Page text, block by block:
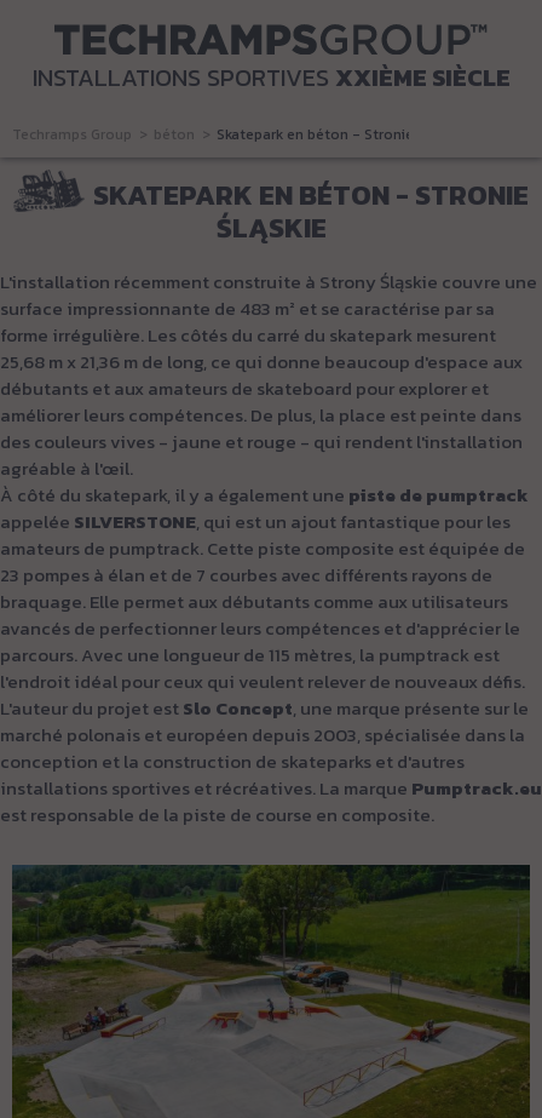
INSTALLATIONS SPORTIVES XXIÈME SIÈCLE
Techramps Group béton Skatepark en béton - Stronie Śląskie
SKATEPARK EN BÉTON - STRONIE
ŚLĄSKIE
L'installation récemment construite à Strony Śląskie couvre une
surface impressionnante de 483 m² et se caractérise par sa
forme irrégulière. Les côtés du carré du skatepark mesurent
25,68 m x 21,36 m de long, ce qui donne beaucoup d'espace aux
débutants et aux amateurs de skateboard pour explorer et
améliorer leurs compétences. De plus, la place est peinte dans
des couleurs vives - jaune et rouge - qui rendent l'installation
agréable à l'œil.
À côté du skatepark, il y a également une piste de pumptrack
appelée SILVERSTONE, qui est un ajout fantastique pour les
amateurs de pumptrack. Cette piste composite est équipée de
23 pompes à élan et de 7 courbes avec différents rayons de
braquage. Elle permet aux débutants comme aux utilisateurs
avancés de perfectionner leurs compétences et d'apprécier le
parcours. Avec une longueur de 115 mètres, la pumptrack est
l'endroit idéal pour ceux qui veulent relever de nouveaux défis.
L'auteur du projet estSlo Concept, une marque présente sur le
marché polonais et européen depuis 2003, spécialisée dans la
conception et la construction de skateparks et d'autres
installations sportives et récréatives. La marque Pumptrack.eu
est responsable de la piste de course en composite.